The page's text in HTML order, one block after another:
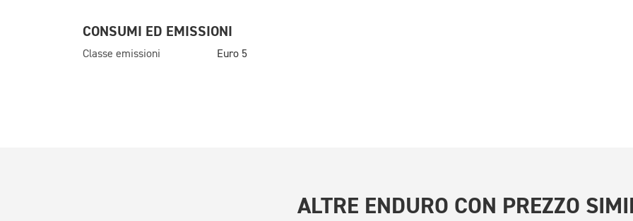
CONSUMI ED EMISSIONI
Classe emissioni Euro 5
ALTRE ENDURO CON PREZZO